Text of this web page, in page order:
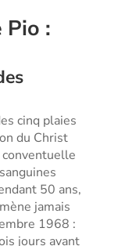
Pio :
cinq plaies
du Christ
50 ans,
jamais
1968 :
jours avant